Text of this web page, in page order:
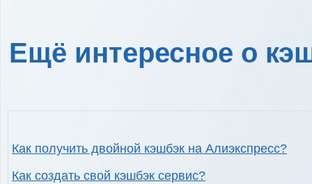
Ещё интересное о
Как получить двойной кэшбэк на Алиэкспресс?
Как создать свой кэшбэк сервис?